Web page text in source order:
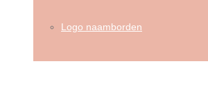
Logo naamborden